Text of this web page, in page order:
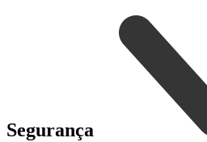
Segurança